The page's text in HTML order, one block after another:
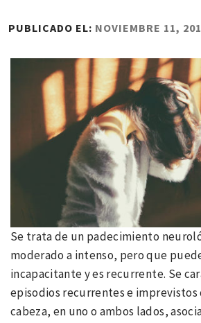
PUBLICADO EL: NOVIEMBRE 11,
Se trata de un padecimiento
moderado a intenso, pero que
incapacitante y es recurrente. Se
episodios recurrentes e imprevistos
cabeza, en uno o ambos lados,